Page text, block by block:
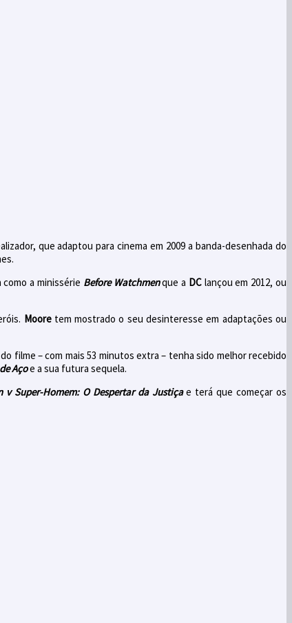
que adaptou para cinema em 2009 a banda-desenhada do
a minissérie Before Watchmenque a DClançou em 2012, ou
Mooretem mostrado o seu desinteresse em adaptações ou
filme – com mais 53 minutos extra – tenha sido melhor recebido
Açoe a sua futura sequela.
v Super-Homem: O Despertar da Justiçae terá que começar os